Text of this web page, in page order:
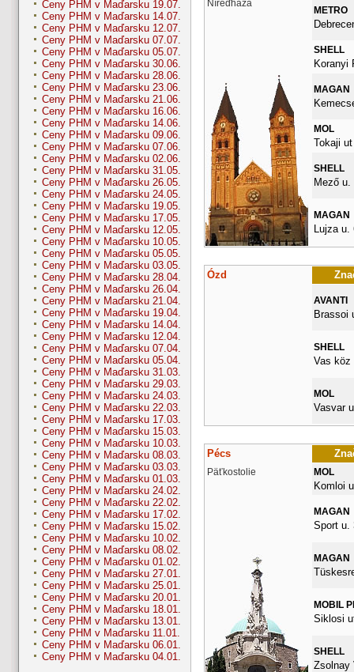
Ceny PHM v Maďarsku 19.07.
Ceny PHM v Maďarsku 14.07.
Ceny PHM v Maďarsku 12.07.
Ceny PHM v Maďarsku 07.07.
Ceny PHM v Maďarsku 05.07.
Ceny PHM v Maďarsku 30.06.
Ceny PHM v Maďarsku 28.06.
Ceny PHM v Maďarsku 23.06.
Ceny PHM v Maďarsku 21.06.
Ceny PHM v Maďarsku 16.06.
Ceny PHM v Maďarsku 14.06.
Ceny PHM v Maďarsku 09.06.
Ceny PHM v Maďarsku 07.06.
Ceny PHM v Maďarsku 02.06.
Ceny PHM v Maďarsku 31.05.
Ceny PHM v Maďarsku 26.05.
Ceny PHM v Maďarsku 24.05.
Ceny PHM v Maďarsku 19.05.
Ceny PHM v Maďarsku 17.05.
Ceny PHM v Maďarsku 12.05.
Ceny PHM v Maďarsku 10.05.
Ceny PHM v Maďarsku 05.05.
Ceny PHM v Maďarsku 03.05.
Ceny PHM v Maďarsku 28.04.
Ceny PHM v Maďarsku 26.04.
Ceny PHM v Maďarsku 21.04.
Ceny PHM v Maďarsku 19.04.
Ceny PHM v Maďarsku 14.04.
Ceny PHM v Maďarsku 12.04.
Ceny PHM v Maďarsku 07.04.
Ceny PHM v Maďarsku 05.04.
Ceny PHM v Maďarsku 31.03.
Ceny PHM v Maďarsku 29.03.
Ceny PHM v Maďarsku 24.03.
Ceny PHM v Maďarsku 22.03.
Ceny PHM v Maďarsku 17.03.
Ceny PHM v Maďarsku 15.03.
Ceny PHM v Maďarsku 10.03.
Ceny PHM v Maďarsku 08.03.
Ceny PHM v Maďarsku 03.03.
Ceny PHM v Maďarsku 01.03.
Ceny PHM v Maďarsku 24.02.
Ceny PHM v Maďarsku 22.02.
Ceny PHM v Maďarsku 17.02.
Ceny PHM v Maďarsku 15.02.
Ceny PHM v Maďarsku 10.02.
Ceny PHM v Maďarsku 08.02.
Ceny PHM v Maďarsku 01.02.
Ceny PHM v Maďarsku 27.01.
Ceny PHM v Maďarsku 25.01.
Ceny PHM v Maďarsku 20.01.
Ceny PHM v Maďarsku 18.01.
Ceny PHM v Maďarsku 13.01.
Ceny PHM v Maďarsku 11.01.
Ceny PHM v Maďarsku 06.01.
Ceny PHM v Maďarsku 04.01.
Níreďháza
METRO
SHELL
Koranyi
MAGAN
MOL
Tokaji
SHELL
Mező u.
MAGAN
Lujza u.
Ózd
AVANTI
Brassoi
SHELL
Vas köz
MOL
Vasvar
Pécs
Päťkostolie MOL
Komloi
MAGAN
Sport u.
MAGAN
MOBIL
Siklosi
SHELL
Zsolnay